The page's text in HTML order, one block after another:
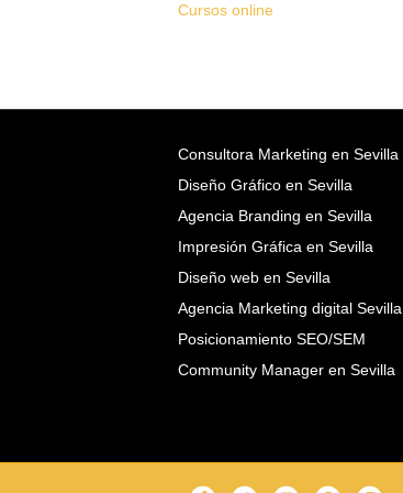
Cursos online
Consultora Marketing en Sevilla
Diseño Gráfico en Sevilla
Agencia Branding en Sevilla
Impresión Gráfica en Sevilla
Diseño web en Sevilla
Agencia Marketing digital Sevilla
Posicionamiento SEO/SEM
Community Manager en Sevilla